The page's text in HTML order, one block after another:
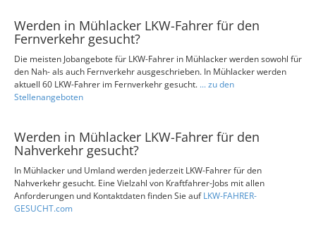
Werden in Mühlacker LKW-Fahrer für den
Fernverkehr gesucht?
Die meisten Jobangebote für LKW-Fahrer in Mühlacker werden sowohl für
den Nah- als auch Fernverkehr ausgeschrieben. In Mühlacker werden
aktuell 60 LKW-Fahrer im Fernverkehr gesucht. ... zu den
Stellenangeboten
Werden in Mühlacker LKW-Fahrer für den
Nahverkehr gesucht?
In Mühlacker und Umland werden jederzeit LKW-Fahrer für den
Nahverkehr gesucht. Eine Vielzahl von Kraftfahrer-Jobs mit allen
Anforderungen und Kontaktdaten finden Sie aufLKW-FAHRER-
GESUCHT.com